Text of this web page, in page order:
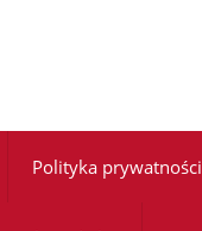
Polityka prywatności